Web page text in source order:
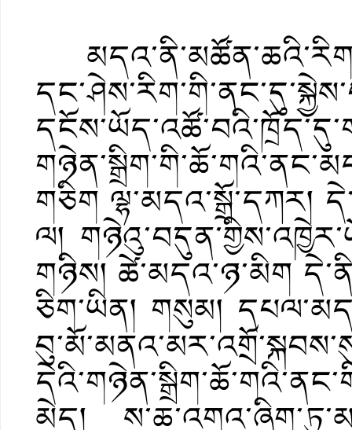
གཅིག ལྷ་མདའ་སྒྲོ་དཀར།
ལ།
གཉིས། ཚེ་མདའ་ཉ་མིག
ཅིག་ཡིན། གསུམ།
མེད།